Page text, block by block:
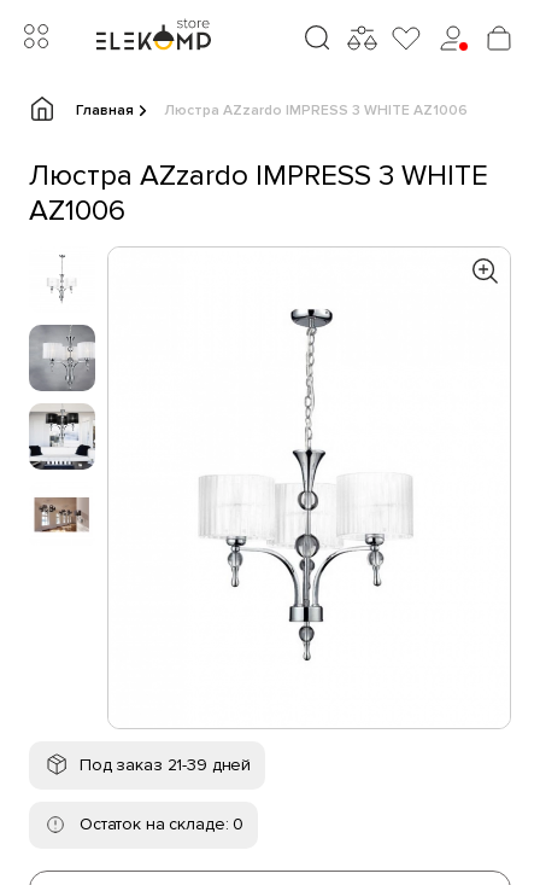
Главная Люстра AZzardo IMPRESS 3 WHITE AZ1006
Люстра AZzardo IMPRESS 3 WHITE
AZ1006
Под заказ 21-39 дней
Остаток на складе: 0